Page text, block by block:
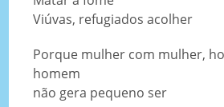
Viúvas, refugiados acolher
Porque mulher com mulher,
homem
não gera pequeno ser